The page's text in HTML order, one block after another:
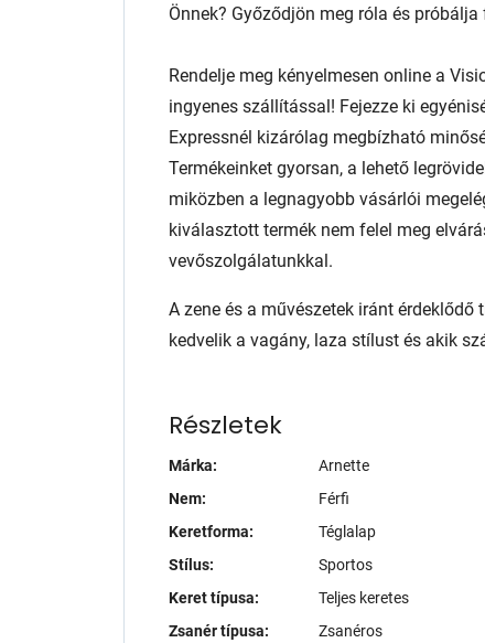
Önnek? Győződjön meg róla és
Rendelje meg kényelmesen online a
ingyenes szállítással! Fejezze ki
Expressnél kizárólag megbízható
Termékeinket gyorsan, a lehető
miközben a legnagyobb vásárlói
kiválasztott termék nem felel meg
vevőszolgálatunkkal.
A zene és a művészetek iránt
kedvelik a vagány, laza stílust és akik
Részletek
Márka:
Arnette
Nem:
Férfi
Keretforma:
Téglalap
Stílus:
Sportos
Keret típusa:
Teljes keretes
Zsanér típusa:
Zsanéros